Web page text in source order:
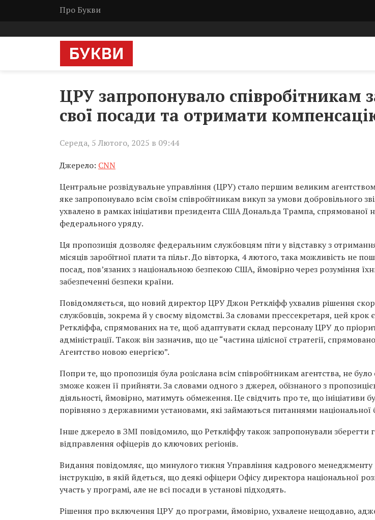
Про Букви
ЦРУ запропонувало співробітникам
свої посади та отримати
Середа, 5 Лютого, 2025 в 09:44
Джерело: CNN
Центральне розвідувальне управління (ЦРУ) стало першим великим
яке запропонувало всім своїм співробітникам викуп за умови добровільного
ухвалено в рамках ініціативи президента США Дональда Трампа, спрямованої
федерального уряду.
Ця пропозиція дозволяє федеральним службовцям піти у відставку з
місяців заробітної плати та пільг. До вівторка, 4 лютого, така можливість не
посад, пов’язаних з національною безпекою США, ймовірно через розуміння
забезпеченні безпеки країни.
Повідомляється, що новий директор ЦРУ Джон Реткліфф ухвалив рішення
службовців, зокрема й у своєму відомстві. За словами прессекретаря, цей крок
Реткліффа, спрямованих на те, щоб адаптувати склад персоналу ЦРУ до
адміністрації. Також він зазначив, що це “частина цілісної стратегії,
Агентство новою енергією”.
Попри те, що пропозиція була розіслана всім співробітникам агентства, не
зможе кожен її прийняти. За словами одного з джерел, обізнаного з
діяльності, ймовірно, матимуть обмеження. Це свідчить про те, що
порівняно з державними установами, які займаються питаннями національної
Інше джерело в ЗМІ повідомило, що Реткліффу також запропонували зберегти
відправлення офіцерів до ключових регіонів.
Видання повідомляє, що минулого тижня Управління кадрового менеджменту
інструкцію, в якій йдеться, що деякі офіцери Офісу директора національної
участь у програмі, але не всі посади в установі підходять.
Рішення про включення ЦРУ до програми, ймовірно, ухвалене нещодавно,